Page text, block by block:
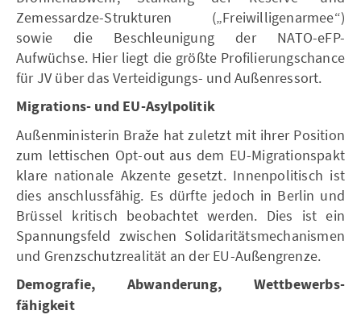
Zemessardze-Strukturen („Freiwilligenarmee“)
sowie die Beschleunigung der NATO-eFP-
Aufwüchse. Hier liegt die größte Profilierungschance
für JV über das Verteidigungs- und Außenressort.
Migrations- und EU-Asylpolitik
Außenministerin Braže hat zuletzt mit ihrer Position
zum lettischen Opt-out aus dem EU-Migrationspakt
klare nationale Akzente gesetzt. Innenpolitisch ist
dies anschlussfähig. Es dürfte jedoch in Berlin und
Brüssel kritisch beobachtet werden. Dies ist ein
Spannungsfeld zwischen Solidaritätsmechanismen
und Grenzschutzrealität an der EU-Außengrenze.
Demografie, Abwanderung, Wettbewerbs-
fähigkeit